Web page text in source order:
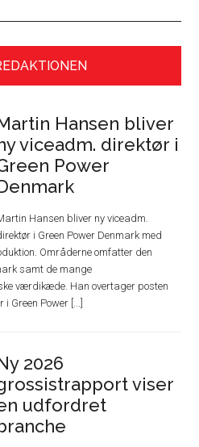
Hansen bliver
viceadm. direktør i
Power
Hansen bliver ny viceadm.
i Green Power Denmark med
Områderne omfatter den
samt de mange
værdikæde. Han overtager posten
Green Power [...]
2026
viser
udfordret